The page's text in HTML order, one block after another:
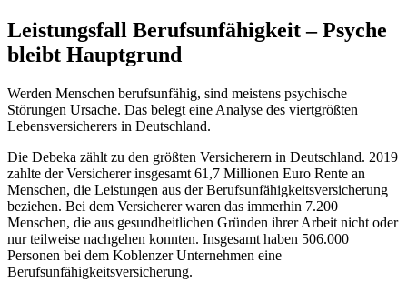
Leistungsfall Berufsunfähigkeit – Psyche
bleibt Hauptgrund
Werden Menschen berufsunfähig, sind meistens psychische
Störungen Ursache. Das belegt eine Analyse des viertgrößten
Lebensversicherers in Deutschland.
Die Debeka zählt zu den größten Versicherern in Deutschland. 2019
zahlte der Versicherer insgesamt 61,7 Millionen Euro Rente an
Menschen, die Leistungen aus der Berufsunfähigkeitsversicherung
beziehen. Bei dem Versicherer waren das immerhin 7.200
Menschen, die aus gesundheitlichen Gründen ihrer Arbeit nicht oder
nur teilweise nachgehen konnten. Insgesamt haben 506.000
Personen bei dem Koblenzer Unternehmen eine
Berufsunfähigkeitsversicherung.